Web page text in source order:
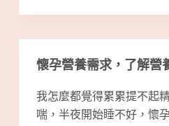
懷孕營養需求，了解營
我怎麼都覺得累累提不起
喘，半夜開始睡不好，懷